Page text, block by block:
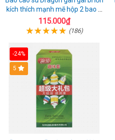
kích thích mạnh mẽ hộp 2 bao +
1 riêng
115.000₫
(186)
-24%
Hot
5